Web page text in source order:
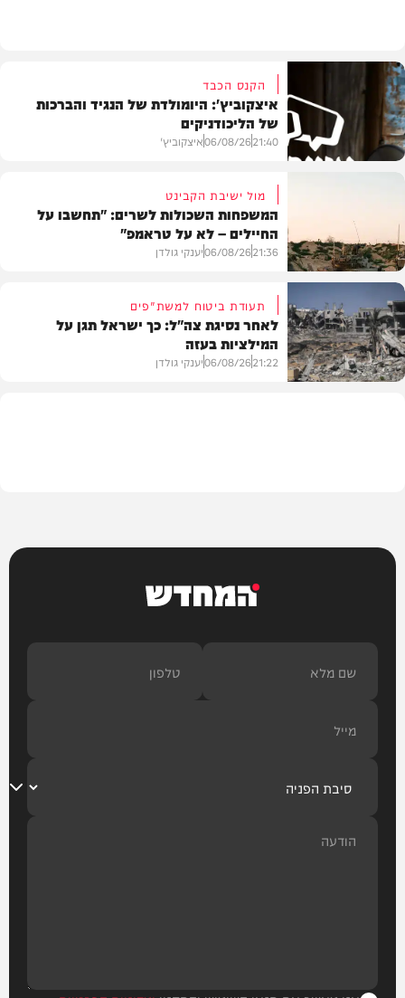
חדשות
הקנס הכבד
איצקוביץ': היומולדת של הנגיד והברכות
של הליכודניקים
21:40
06/08/26איצקוביץ'
צבא וביטחון
מול ישיבת הקבינט
המשפחות השכולות לשרים: "תחשבו על
החיילים – לא על טראמפ"
21:36
06/08/26יענקי גולדן
תעודת ביטוח למשת"פים
לאחר נסיגת צה"ל: כך ישראל תגן על
המילציות בעזה
21:22
06/08/26יענקי גולדן
המחדש